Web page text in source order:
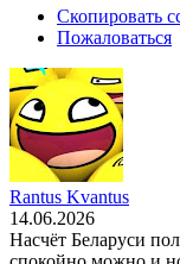
Скопировать
Пожаловаться
Rantus Kvantus
14.06.2026
Насчёт Беларуси